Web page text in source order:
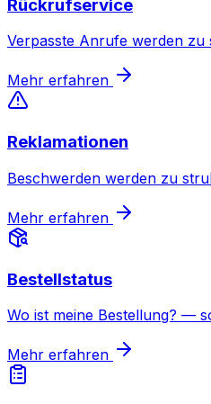
Rückrufservice
Verpasste Anrufe werden
Mehr erfahren
Reklamationen
Beschwerden werden zu
Mehr erfahren
Bestellstatus
Wo ist meine Bestellung? —
Mehr erfahren